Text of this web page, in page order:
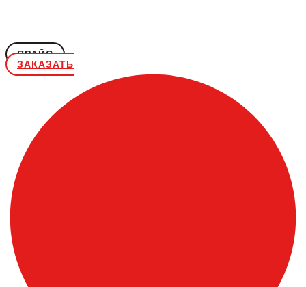
ПРАЙС
ЗАКАЗАТЬ